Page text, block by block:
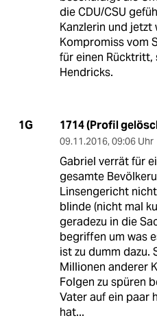
die CDU/CSU
Kanzlerin und
Kompromiss vom
für einen Rücktritt,
Hendricks.
1G 1714 (Profil
09.11.2016, 09:06 Uhr
Gabriel verrät für
gesamte
Linsengericht
blinde (nicht mal
geradezu in die
begriffen um was
ist zu dumm dazu.
Millionen anderer
Folgen zu spüren
Vater auf ein paar
hat...